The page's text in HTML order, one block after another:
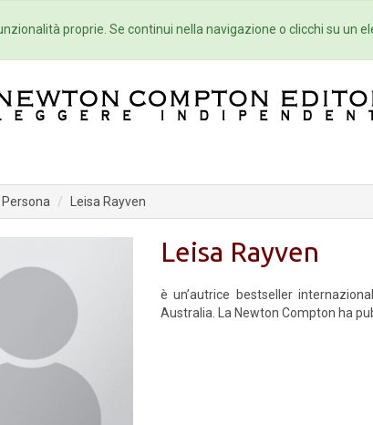
Home Autori Eventi Collane
Persona Leisa Rayven
Leisa Rayven
è un’autrice bestseller
Australia. La Newton Compton ha
proprie. Se continui nella navigazione o clicchi su un